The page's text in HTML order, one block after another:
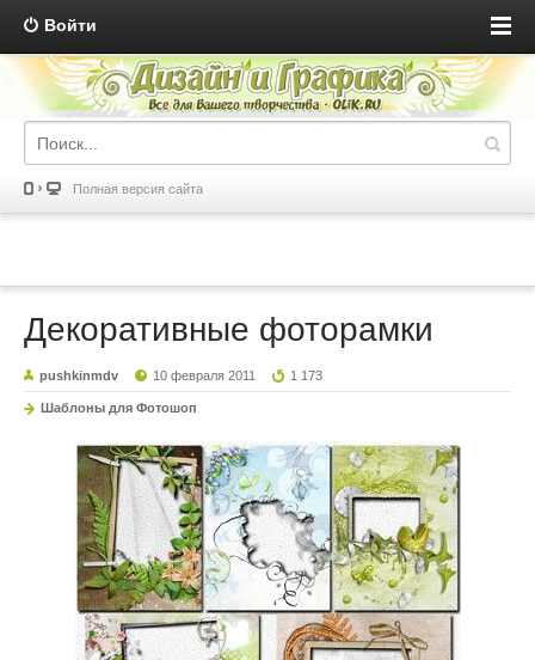
Войти
Полная версия сайта
Декоративные фоторамки
pushkinmdv 10 февраля 2011 1 173
Шаблоны для Фотошоп